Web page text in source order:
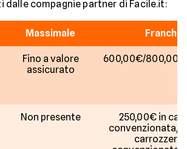
dalle compagnie partner di Facile.it:
Massimale
Fino a valore
assicurato
600,00€/
Non presente
250,00€ in
convenzionata,
carrozzeria